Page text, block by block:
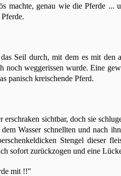
machte, genau wie die Pferde ...
Seil durch, mit dem es mit den
noch weggerissen wurde. Eine
panisch kreischende Pferd.
sichtbar, doch sie
Wasser schnellten und nach
Stengel dieser
sofort zurückzogen und eine
mit !!"